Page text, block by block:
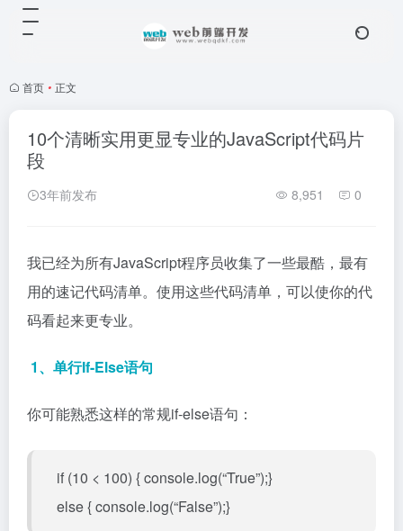
首页 • 正文
10个清晰实用更显专业的JavaScript代码片
段
3年前发布 8,951 0
我已经为所有JavaScript程序员收集了一些最酷，最有
用的速记代码清单。使用这些代码清单，可以使你的代
码看起来更专业。
1、单行If-Else语句
你可能熟悉这样的常规if-else语句：
if (10 < 100) { console.log(“True”);}
else { console.log(“False”);}